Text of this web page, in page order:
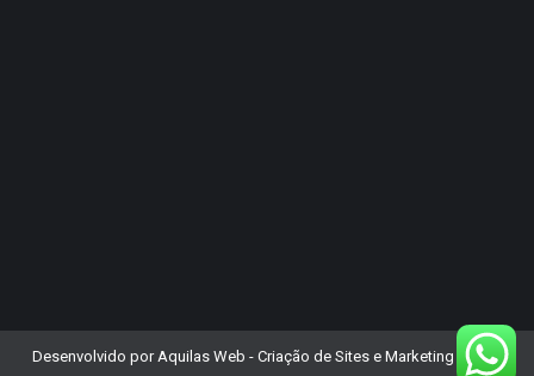
Desenvolvido por Aquilas Web - Criação de Sites e Marketing Digital